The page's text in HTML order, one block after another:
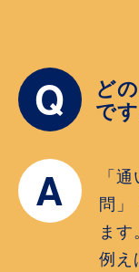
Q ど
で
A
「
問
ます。
例え